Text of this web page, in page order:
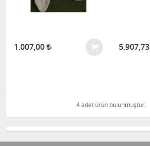
1.007,00 5.907,73
4 adet ürün bulunmuştur.